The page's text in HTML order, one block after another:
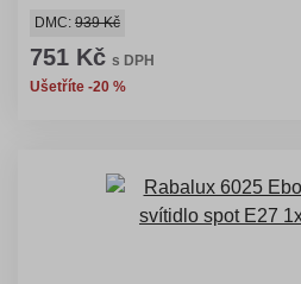
DMC: 939 Kč
751 Kč s DPH
Ušetříte -20 %